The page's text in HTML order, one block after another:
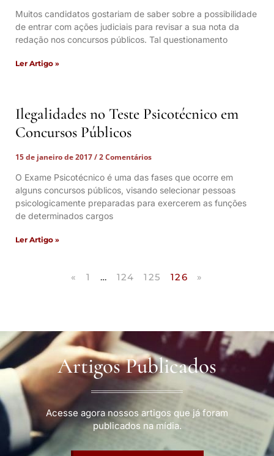
Muitos candidatos gostariam de saber sobre a possibilidade
de entrar com ações judiciais para revisar a sua nota da
redação nos concursos públicos. Tal questionamento
Ler Artigo »
Ilegalidades no Teste Psicotécnico em
Concursos Públicos
15 de janeiro de 2017
2 Comentários
O Exame Psicotécnico é uma das fases que ocorre em
alguns concursos públicos, visando selecionar pessoas
psicologicamente preparadas para exercerem as funções
de determinados cargos
Ler Artigo »
« 1 … 124 125 126 »
Artigos Publicados
Acesse agora nossos artigos que já foram
publicados na mídia.